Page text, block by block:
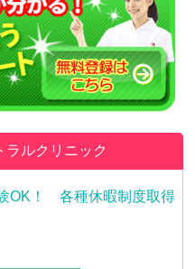
ラルクリニック
OK！ 各種休暇制度取得